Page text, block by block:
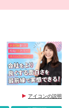
アイコンの説明